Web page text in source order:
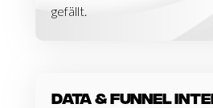
gefällt.
Data & Funnel